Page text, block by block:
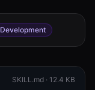
Development
SKILL.md · 12.4 KB